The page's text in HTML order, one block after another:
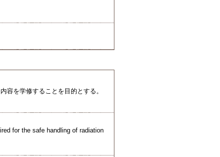
容を学修することを目的とする。
for the safe handling of radiation